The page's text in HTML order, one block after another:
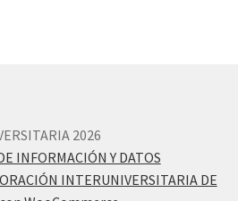
2026
INFORMACIÓN Y DATOS
INTERUNIVERSITARIA DE